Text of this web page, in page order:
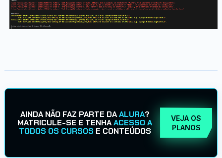
AINDA NÃO FAZ PARTE DAALURA?
MATRICULE-SE E TENHAACESSO A
TODOS OS CURSOS E CONTEÚDOS
VEJA OS
PLANOS